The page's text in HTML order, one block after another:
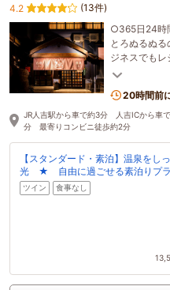
4.2
(13件)
○365日24時
とろぬるぬ
ジネスでも
け流し」
20時間前
JR人吉駅から車で約3分 人吉ICから車
分 最寄りコンビニ徒歩約2分
【スタンダード・素泊】温泉をし
光 ★ 自由に過ごせる素泊りプ
ツイン 食事なし